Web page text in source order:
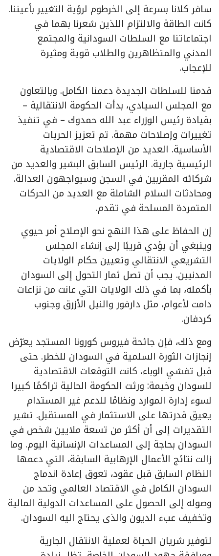
سافر كلانا بسرعة إلى الخرطوم لرؤية التغيير بأعيننا.
كانت الطاقة والالتزام اللذين شعرنا بهما في
اجتماعاتنا مع السلطات السودانية والمجتمع
المدني والمتظاهرين والطلاب قوية ومثيرة
للإعجاب.
قدمنا للسلطات الجديدة دعمنا الكامل. وبالتعاون
مع المجلس السيادي، بدأت الحكومة الانتقالية –
بقيادة رئيس الوزراء عبد الله حمدوك – في تنفيذ
تغييرات وإصلاحات مهمة. تم تعزيز الحريات
الأساسية. العديد من الإصلاحات الاقتصادية
الرئيسية جارية. الرئيس السابق البشير والعديد من
شركائه المقربين في السجن وسيواجهون العدالة.
ومحادثات السلام الشاملة مع العديد من الحركات
المتمردة المسلحة في تقدم.
إن الحفاظ على هذا النهج نحو الإصلاح أمر حيوي
وينبغي أن يؤدي قريبًا إلى إنشاء المجلس
التشريعي الانتقالي وتعيين حكام الولايات
المدنيين. يجب أن تصل ثمار التحول إلى السودان
بأكمله، بما في ذلك الولايات التي عانت من نزاعات
دامت لأعوام، مثل دارفور والنيل الأزرق وجنوب
كردفان.
ومع ذلك، فإن جائحة فيروس كورونا المستجد يعرّض
إنجازات الثورة السلمية في السودان للخطر. حتى
قبل تفشي الوباء، كانت التوقعات الاقتصادية
للسودان وخيمة: ورثت الحكومة الحالية تراكمًا كبيرا
لسوء إدارة الموارد ونظامًا للدعم غير المستدام
يعيق قدرتها على الاستثمار في المستقبل. تشير
التقديرات إلى أن أكثر من تسعة ملايين شخص في
السودان بحاجة إلى المساعدات الإنسانية اليوم. وما
زالت نتائج الأعمال الإرهابية السابقة، التي دعمها
النظام السابق قبل عقود، تعوق إعادة اندماج
السودان الكامل في الاقتصاد العالمي وتحد من
وصوله إلى الحصول على المساعدات الدولية المالية
وتخفيف عبء الديون والذى يحتاج اليه السودان.
لتوفير شريان الحياة لعملية الانتقال الجارية